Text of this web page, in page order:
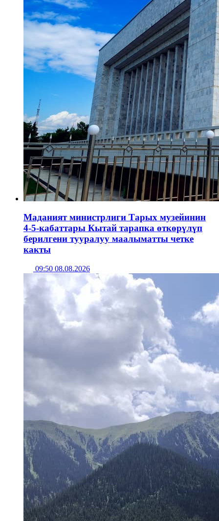
Маданият министрлиги Тарых музейинин
4-5-кабаттары Кытай тарапка өткөрүлүп
берилгени тууралуу маалыматты четке
какты
09:50 08.08.2026